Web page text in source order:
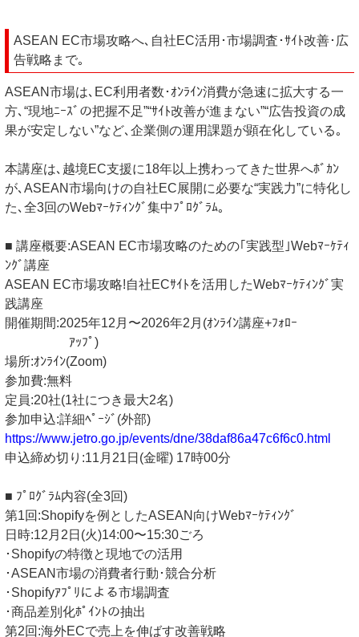
ASEAN EC市場攻略へ､自社EC活用･市場調査･ｻｲﾄ改善･広
告戦略まで｡
ASEAN市場は､EC利用者数･ｵﾝﾗｲﾝ消費が急速に拡大する一
方､“現地ﾆｰｽﾞの把握不足”“ｻｲﾄ改善が進まない”“広告投資の成
果が安定しない”など､企業側の運用課題が顕在化している｡
本講座は､越境EC支援に18年以上携わってきた世界へﾎﾞｶﾝ
が､ASEAN市場向けの自社EC展開に必要な“実践力”に特化し
た､全3回のWebﾏｰｹﾃｨﾝｸﾞ集中ﾌﾟﾛｸﾞﾗﾑ｡
■ 講座概要:ASEAN EC市場攻略のための｢実践型｣Webﾏｰｹﾃｨ
ﾝｸﾞ講座
ASEAN EC市場攻略!自社ECｻｲﾄを活用したWebﾏｰｹﾃｨﾝｸﾞ実
践講座
開催期間:2025年12月〜2026年2月(ｵﾝﾗｲﾝ講座+ﾌｫﾛｰ
ｱｯﾌﾟ)
場所:ｵﾝﾗｲﾝ(Zoom)
参加費:無料
定員:20社(1社につき最大2名)
参加申込:詳細ﾍﾟｰｼﾞ(外部)
https://www.jetro.go.jp/events/dne/38daf86a47c6f6c0.html
申込締め切り:11月21日(金曜) 17時00分
■ ﾌﾟﾛｸﾞﾗﾑ内容(全3回)
第1回:Shopifyを例としたASEAN向けWebﾏｰｹﾃｨﾝｸﾞ
日時:12月2日(火)14:00〜15:30ごろ
･Shopifyの特徴と現地での活用
･ASEAN市場の消費者行動･競合分析
･Shopifyｱﾌﾟﾘによる市場調査
･商品差別化ﾎﾟｲﾝﾄの抽出
第2回:海外ECで売上を伸ばす改善戦略